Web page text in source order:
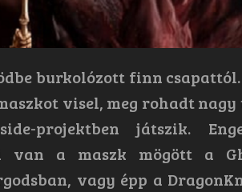
burkolózott finn
visel, meg rohadt
projektben játszik.
van a maszk mögött a
vagy épp a